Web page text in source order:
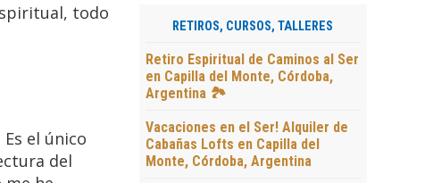
todo
el único
del
RETIROS, CURSOS, TALLERES
Retiro Espiritual de Caminos al Ser
en Capilla del Monte, Córdoba,
Argentina 🏞️
Vacaciones en el Ser! Alquiler de
Cabañas Lofts en Capilla del
Monte, Córdoba, Argentina